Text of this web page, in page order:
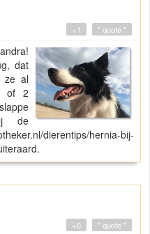
" quote "
+1
dat
ze al
of 2
de
dierentips/hernia-bij-
" quote "
+0